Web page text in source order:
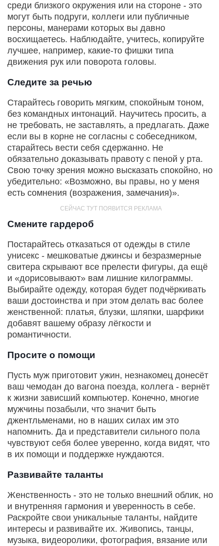
среди близкого окружения или на стороне - это
могут быть подруги, коллеги или публичные
персоны, манерами которых вы давно
восхищаетесь. Наблюдайте, учитесь, копируйте
лучшее, например, какие-то фишки типа
движения рук или поворота головы.
Следите за речью
Старайтесь говорить мягким, спокойным тоном,
без командных интонаций. Научитесь просить, а
не требовать, не заставлять, а предлагать. Даже
если вы в корне не согласны с собеседником,
старайтесь вести себя сдержанно. Не
обязательно доказывать правоту с пеной у рта.
Свою точку зрения можно высказать спокойно, но
убедительно: «Возможно, вы правы, но у меня
есть сомнения (возражения, замечания)».
Смените гардероб
Постарайтесь отказаться от одежды в стиле
унисекс - мешковатые джинсы и безразмерные
свитера скрывают все прелести фигуры, да ещё
и «дорисовывают» вам лишние килограммы.
Выбирайте одежду, которая будет подчёркивать
ваши достоинства и при этом делать вас более
женственной: платья, блузки, шляпки, шарфики
добавят вашему образу лёгкости и
романтичности.
Просите о помощи
Пусть муж приготовит ужин, незнакомец донесёт
ваш чемодан до вагона поезда, коллега - вернёт
к жизни зависший компьютер. Конечно, многие
мужчины позабыли, что значит быть
джентльменами, но в наших силах им это
напомнить. Да и представители сильного пола
чувствуют себя более уверенно, когда видят, что
в их помощи и поддержке нуждаются.
Развивайте таланты
Женственность - это не только внешний облик, но
и внутренняя гармония и уверенность в себе.
Раскройте свои уникальные таланты, найдите
интересы и развивайте их. Живопись, танцы,
музыка, видеоролики, фотография, вязание или